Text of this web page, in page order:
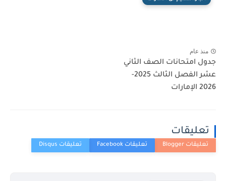
منذ عام
امتحانات الصف الثاني
عشر الفصل الثالث 2025-
الإمارات
تعليقات